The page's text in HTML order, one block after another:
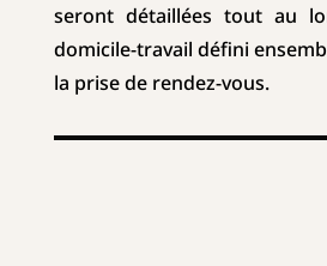
seront détaillées tout au
domicile-travail défini
la prise de rendez-vous.